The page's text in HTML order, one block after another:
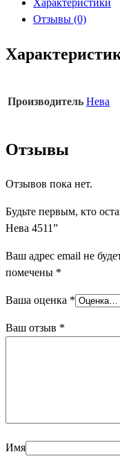
Нева
4511
Характеристики
Отзывы (0)
Производитель Нева
Отзывы
Отзывов пока нет.
Будьте первым, кто
Нева 4511”
Ваш адрес email не
помечены *
Ваша оценка *
Ваш отзыв *
Имя